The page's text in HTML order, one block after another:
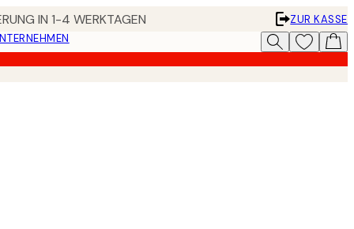
IN 1-4 WERKTAGEN
ZUR KASSE